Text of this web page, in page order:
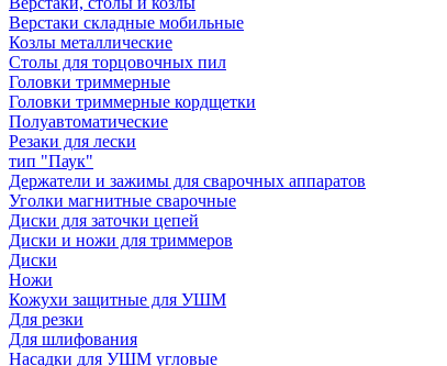
Верстаки складные мобильные
Козлы металлические
Столы для торцовочных пил
Головки триммерные
Головки триммерные кордщетки
Полуавтоматические
Резаки для лески
тип "Паук"
Держатели и зажимы для сварочных аппаратов
Уголки магнитные сварочные
Диски для заточки цепей
Диски и ножи для триммеров
Диски
Ножи
Кожухи защитные для УШМ
Для резки
Для шлифования
Насадки для УШМ угловые